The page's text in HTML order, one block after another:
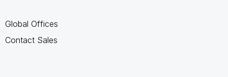
Global Offices
Contact Sales